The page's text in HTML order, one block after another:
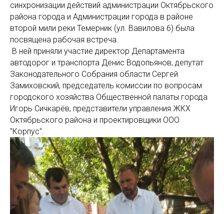
синхронизации действий администрации Октябрьского
района города и Администрации города в районе
второй мили реки Темерник (ул. Вавилова 6) была
посвящена рабочая встреча.
В ней приняли участие директор Департамента
автодорог и транспорта Денис Водопьянов, депутат
Законодательного Собрания области Сергей
Замиховский, председатель комиссии по вопросам
городского хозяйства Общественной палаты города
Игорь Сичкарёв, представители управления ЖКХ
Октябрьского района и проектировщики ООО
"Корпус".